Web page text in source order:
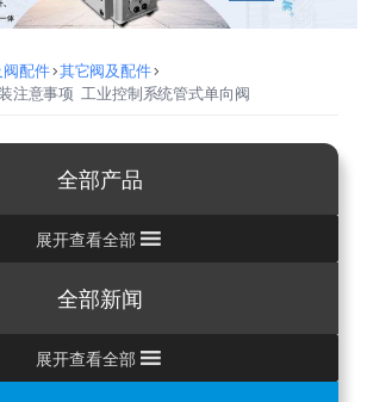
阀配件>其它阀及配件>
注意事项 工业控制系统管式单向阀
全部产品
展开查看全部
全部新闻
展开查看全部